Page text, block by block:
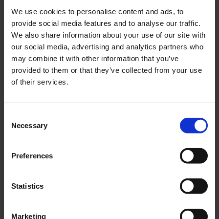
We use cookies to personalise content and ads, to
provide social media features and to analyse our traffic.
We also share information about your use of our site with
our social media, advertising and analytics partners who
may combine it with other information that you’ve
provided to them or that they’ve collected from your use
of their services.
Necessary
Preferences
Statistics
Marketing
6V15/15W
LG023-56-1111
40KR
KÖP
inkl kablage Universal
4092
249KR
KÖP
6V25/25W
5x7mm Universal